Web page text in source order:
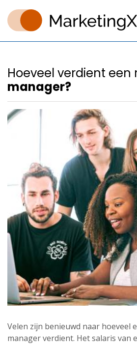
Hoeveel verdient
manager?
Velen zijn benieuwd naar hoeveel
manager verdient. Het salaris van